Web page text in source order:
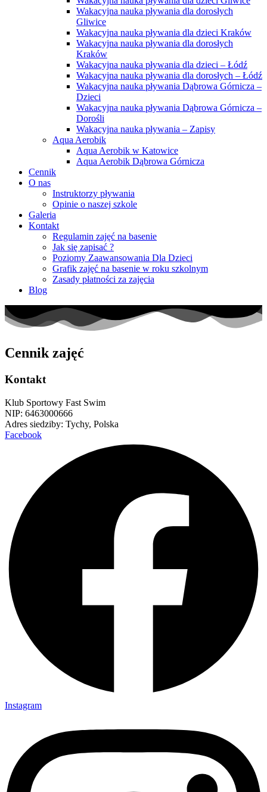
Wakacyjna nauka pływania dla dorosłych
Gliwice
Wakacyjna nauka pływania dla dzieci Kraków
Wakacyjna nauka pływania dla dorosłych
Kraków
Wakacyjna nauka pływania dla dzieci – Łódź
Wakacyjna nauka pływania dla dorosłych – Łódź
Wakacyjna nauka pływania Dąbrowa Górnicza –
Dzieci
Wakacyjna nauka pływania Dąbrowa Górnicza –
Dorośli
Wakacyjna nauka pływania – Zapisy
Aqua Aerobik
Aqua Aerobik w Katowice
Aqua Aerobik Dąbrowa Górnicza
Cennik
O nas
Instruktorzy pływania
Opinie o naszej szkole
Galeria
Kontakt
Regulamin zajęć na basenie
Jak się zapisać ?
Poziomy Zaawansowania Dla Dzieci
Grafik zajęć na basenie w roku szkolnym
Zasady płatności za zajęcia
Blog
Cennik zajęć
Kontakt
Klub Sportowy Fast Swim
NIP: 6463000666
Adres siedziby: Tychy, Polska
Facebook
Instagram